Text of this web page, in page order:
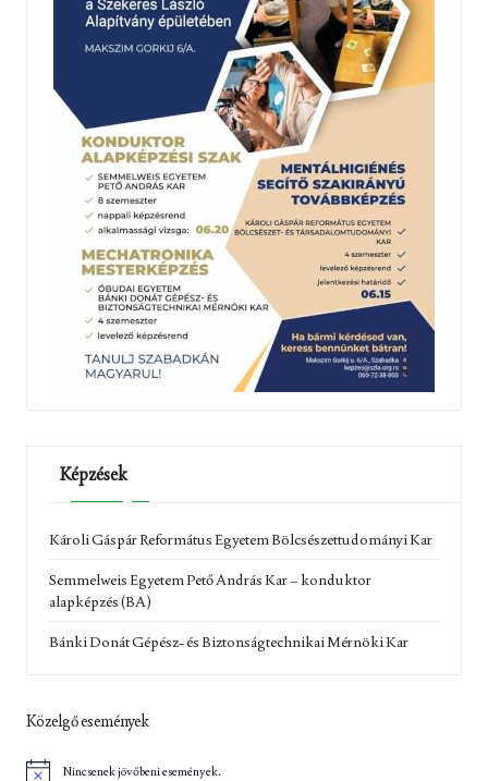
Képzések
Károli Gáspár Református Egyetem Bölcsészettudományi Kar
Semmelweis Egyetem Pető András Kar – konduktor
alapképzés (BA)
Bánki Donát Gépész- és Biztonságtechnikai Mérnöki Kar
Közelgő események
Nincsenek jövőbeni események.